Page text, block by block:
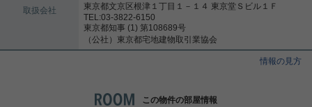
取扱会社
東京都文京区根津１丁目１－１４ 東京堂Ｓビル１Ｆ
TEL:03-3822-6150
東京都知事 (1) 第108689号
（公社）東京都宅地建物取引業協会
情報の見方
この物件の部屋情報